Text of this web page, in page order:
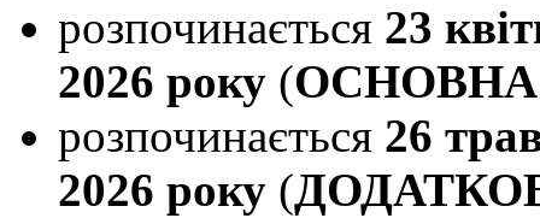
розпочинається 23
2026 року (ОСНОВНА
розпочинається 26
2026 року (